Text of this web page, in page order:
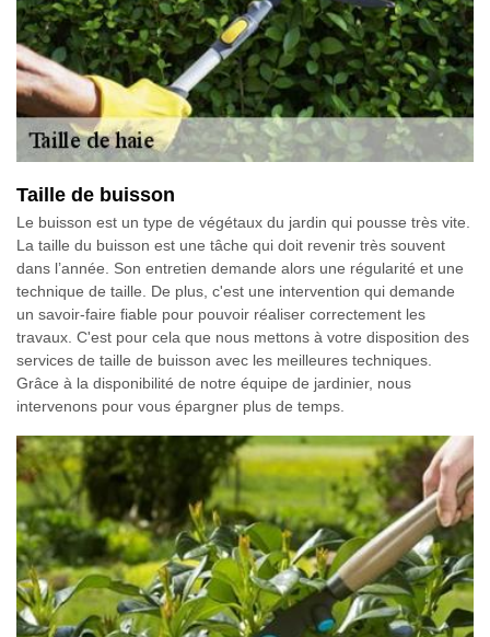
Taille de buisson
Le buisson est un type de végétaux du jardin qui pousse très vite.
La taille du buisson est une tâche qui doit revenir très souvent
dans l’année. Son entretien demande alors une régularité et une
technique de taille. De plus, c'est une intervention qui demande
un savoir-faire fiable pour pouvoir réaliser correctement les
travaux. C'est pour cela que nous mettons à votre disposition des
services de taille de buisson avec les meilleures techniques.
Grâce à la disponibilité de notre équipe de jardinier, nous
intervenons pour vous épargner plus de temps.